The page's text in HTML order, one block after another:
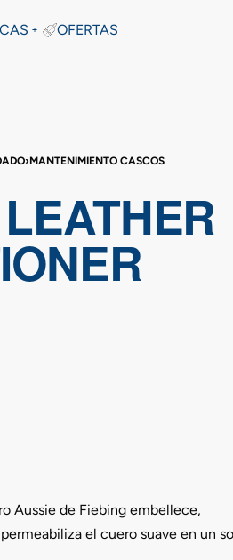
OFERTAS
›MANTENIMIENTO CASCOS
Aussie de Fiebing embellece,
el cuero suave en un